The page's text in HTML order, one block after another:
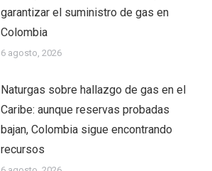
garantizar el suministro de gas en
Colombia
6 agosto, 2026
Naturgas sobre hallazgo de gas en el
Caribe: aunque reservas probadas
bajan, Colombia sigue encontrando
recursos